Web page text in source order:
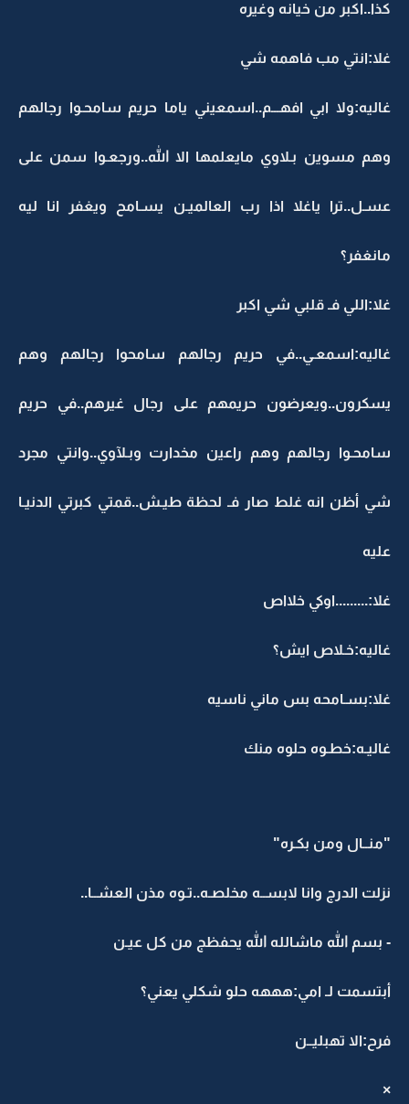
كذا..اكبر من خيانه وغيره
غلا:انتي مب فاهمه شي
غاليه:ولا ابي افهـــم..اسمعيني ياما حريم سامحـوا رجالهم
وهم مسوين بـلاوي مايعلمها الا الله..ورجعـوا سمن على
عسـل..ترا ياغلا اذا رب العالميـن يسـامح ويغفر انا ليه
مانغفر؟
غلا:اللي فـ قلبي شي اكبر
غاليه:اسمعـي..في حريم رجالهم سامحوا رجالهم وهم
يسكرون..ويعرضون حريمهم على رجال غيرهم..في حريم
سامحـوا رجالهم وهم راعين مخدارت وبـلآوي..وانتي مجرد
شي أظن انه غلط صار فـ لحظة طيـش..قمتي كبرتي الدنيـا
عليه
غلا:.........اوكي خلااص
غاليه:خـلاص ايش؟
غلا:بسـامحه بس ماني ناسيه
غاليـه:خطـوه حلوه منك
"منــال ومن بكـره"
نزلت الدرج وانا لابســه مخلصـه..تـوه مذن العشــا..
- بسم الله ماشالله الله يحفظج من كل عيـن
أبتسمت لـ امي:هههه حلو شكلي يعني؟
فرح:الا تهبليــن
×